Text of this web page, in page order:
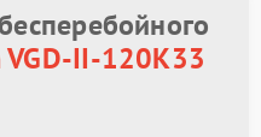
VGD-II-120K33